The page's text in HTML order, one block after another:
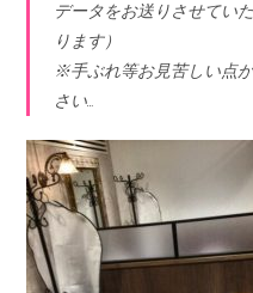
データをお送りさせてい
ります）
※手ぶれ等お見苦しい点
さい…